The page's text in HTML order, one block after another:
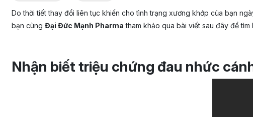
Do thời tiết thay đổi liên tục khiến cho tình trạng xương khớp của bạn
bạn cùng Đại Đức Mạnh Pharma tham khảo qua bài viết sau đây để
Nhận biết triệu chứng đau nhức